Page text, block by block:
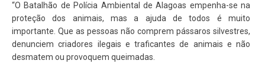
“O Batalhão de Polícia Ambiental de Alagoas empenha-se na
proteção dos animais, mas a ajuda de todos é muito
importante. Que as pessoas não comprem pássaros silvestres,
denunciem criadores ilegais e traficantes de animais e não
desmatem ou provoquem queimadas.